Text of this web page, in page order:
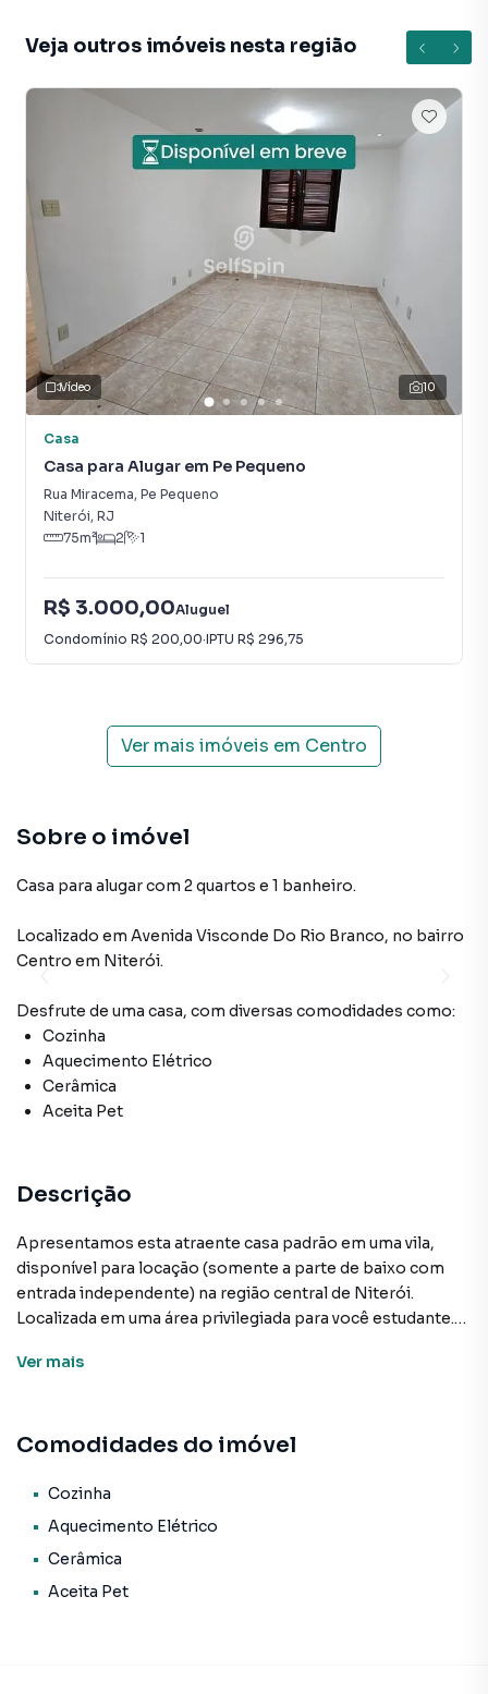
Veja outros imóveis nesta região
10
Vídeo
Casa
Casa para Alugar em Pe Pequeno
Rua Miracema, Pe Pequeno
Niterói, RJ
75m² 2 1
R$ 3.000,00Aluguel
Condomínio R$ 200,00·IPTU R$ 296,75
Ver mais imóveis em Centro
Sobre o imóvel
Casa para alugar com 2 quartos e 1 banheiro.
Localizado em Avenida Visconde Do Rio Branco, no bairro
Centro em Niterói.
Desfrute de uma casa, com diversas comodidades como:
Cozinha
Aquecimento Elétrico
Cerâmica
Aceita Pet
Descrição
Apresentamos esta atraente casa padrão em uma vila,
disponível para locação (somente a parte de baixo com
entrada independente) na região central de Niterói.
Localizada em uma área privilegiada para você estudante.
(Campus Gragoatá, praia vermelha e etc...). Fácil acesso ao
inquilinos.
A propriedade conta com 2 quartos arejados e 1 banheiro
completo, além de uma sala ampla e iluminada. A cozinha é
facilidade no preparo das refeições. O aquecimento
elétrico garante o conforto térmico durante os dias mais
Ver mais
Comodidades do imóvel
Cozinha
Aquecimento Elétrico
Cerâmica
Aceita Pet